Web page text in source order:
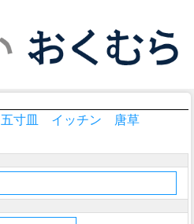
寸皿 イッチン 唐草